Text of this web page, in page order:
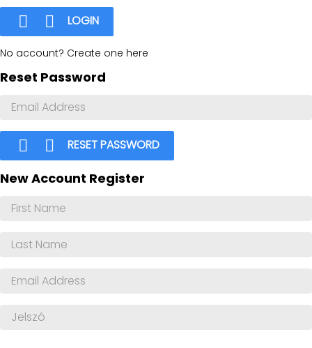
  LOGIN
No account? Create one here
Reset Password
  RESET PASSWORD
New Account Register